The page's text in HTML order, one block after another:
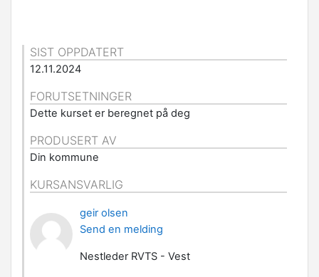
SIST OPPDATERT
12.11.2024
FORUTSETNINGER
Dette kurset er beregnet på deg
PRODUSERT AV
Din kommune
KURSANSVARLIG
geir olsen
Send en melding
Nestleder RVTS - Vest